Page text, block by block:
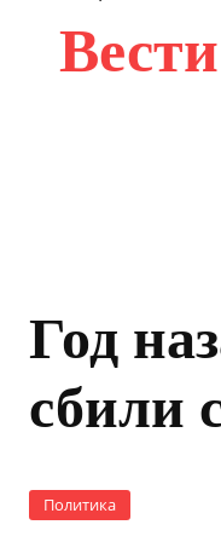
Год
сбили
Политика